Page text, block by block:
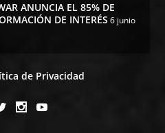
ANUNCIA EL 85% DE
DE INTERÉS 6 junio
de Privacidad